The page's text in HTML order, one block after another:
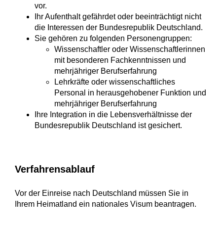
vor.
Ihr Aufenthalt gefährdet oder beeinträchtigt nicht
die Interessen der Bundesrepublik Deutschland.
Sie gehören zu folgenden Personengruppen:
Wissenschaftler oder Wissenschaftlerinnen
mit besonderen Fachkenntnissen und
mehrjähriger Berufserfahrung
Lehrkräfte oder wissenschaftliches
Personal in herausgehobener Funktion und
mehrjähriger Berufserfahrung
Ihre Integration in die Lebensverhältnisse der
Bundesrepublik Deutschland ist gesichert.
Verfahrensablauf
Vor der Einreise nach Deutschland müssen Sie in
Ihrem Heimatland ein nationales Visum beantragen.